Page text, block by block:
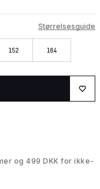
Størrelsesguide
152 164
og 499 DKK for ikke-